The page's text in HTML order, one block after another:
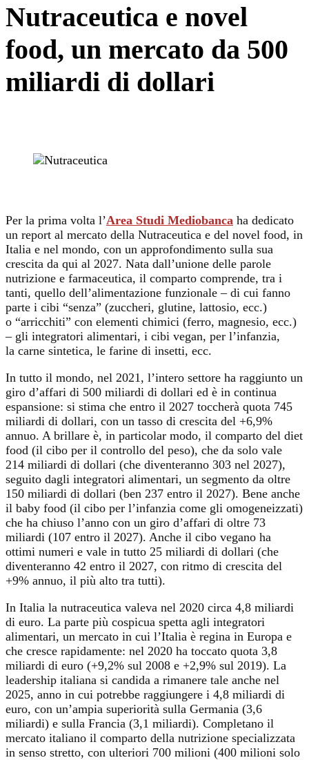
Nutraceutica e novel
food, un mercato da 500
miliardi di dollari
Per la prima volta l’Area Studi Mediobanca ha dedicato
un report al mercato della Nutraceutica e del novel food, in
Italia e nel mondo, con un approfondimento sulla sua
crescita da qui al 2027. Nata dall’unione delle parole
nutrizione e farmaceutica, il comparto comprende, tra i
tanti, quello dell’alimentazione funzionale – di cui fanno
parte i cibi “senza” (zuccheri, glutine, lattosio, ecc.)
o “arricchiti” con elementi chimici (ferro, magnesio, ecc.)
– gli integratori alimentari, i cibi vegan, per l’infanzia,
la carne sintetica, le farine di insetti, ecc.
In tutto il mondo, nel 2021, l’intero settore ha raggiunto un
giro d’affari di 500 miliardi di dollari ed è in continua
espansione: si stima che entro il 2027 toccherà quota 745
miliardi di dollari, con un tasso di crescita del +6,9%
annuo. A brillare è, in particolar modo, il comparto del diet
food (il cibo per il controllo del peso), che da solo vale
214 miliardi di dollari (che diventeranno 303 nel 2027),
seguito dagli integratori alimentari, un segmento da oltre
150 miliardi di dollari (ben 237 entro il 2027). Bene anche
il baby food (il cibo per l’infanzia come gli omogeneizzati)
che ha chiuso l’anno con un giro d’affari di oltre 73
miliardi (107 entro il 2027). Anche il cibo vegano ha
ottimi numeri e vale in tutto 25 miliardi di dollari (che
diventeranno 42 entro il 2027, con ritmo di crescita del
+9% annuo, il più alto tra tutti).
In Italia la nutraceutica valeva nel 2020 circa 4,8 miliardi
di euro. La parte più cospicua spetta agli integratori
alimentari, un mercato in cui l’Italia è regina in Europa e
che cresce rapidamente: nel 2020 ha toccato quota 3,8
miliardi di euro (+9,2% sul 2008 e +2,9% sul 2019). La
leadership italiana si candida a rimanere tale anche nel
2025, anno in cui potrebbe raggiungere i 4,8 miliardi di
euro, con un’ampia superiorità sulla Germania (3,6
miliardi) e sulla Francia (3,1 miliardi). Completano il
mercato italiano il comparto della nutrizione specializzata
in senso stretto, con ulteriori 700 milioni (400 milioni solo